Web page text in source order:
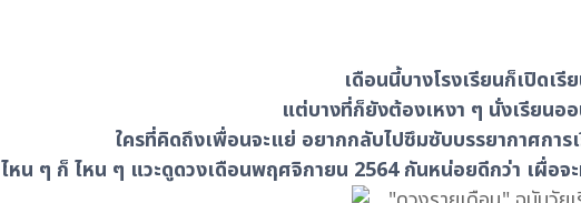
เดือนนี้บางโรงเรียนก็เปิดเรี
แต่บางที่ก็ยังต้องเหงา ๆ นั่งเรียนอ
ใครที่คิดถึงเพื่อนจะแย่ อยากกลับไปซึมซับบรรยากาศการ
ไหน ๆ ก็ ไหน ๆ แวะดูดวงเดือนพฤศจิกายน 2564 กันหน่อยดีกว่า เผื่อจ